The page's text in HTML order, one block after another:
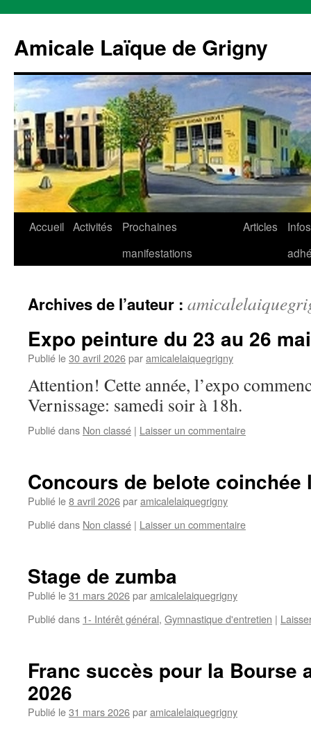
contenu
Amicale Laïque de Grigny
Accueil Activités
Prochaines
manifestations
Articles
Infos
Archives de l’auteur :
Expo peinture du 23 au 26
Publié le30 avril 2026paramicalelaiquegrigny
Attention! Cette année, l’expo
Vernissage: samedi soir à 18h.
Publié dans Non classé | Laisser un commentaire
Concours de belote coinchée
Publié le8 avril 2026paramicalelaiquegrigny
Publié dans Non classé | Laisser un commentaire
Stage de zumba
Publié le31 mars 2026paramicalelaiquegrigny
Publié dans 1- Intérêt général, Gymnastique d'entretien |
Franc succès pour la Bourse
2026
Publié le31 mars 2026paramicalelaiquegrigny